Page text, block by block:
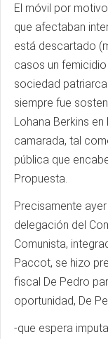
El móvil por
que afectaban
está descartado
casos un
sociedad
siempre fue
Lohana Berkins
camarada, tal
pública que
Propuesta.
Precisamente
delegación del
Comunista,
Paccot, se hizo
fiscal De Pedro
oportunidad, De
-que espera